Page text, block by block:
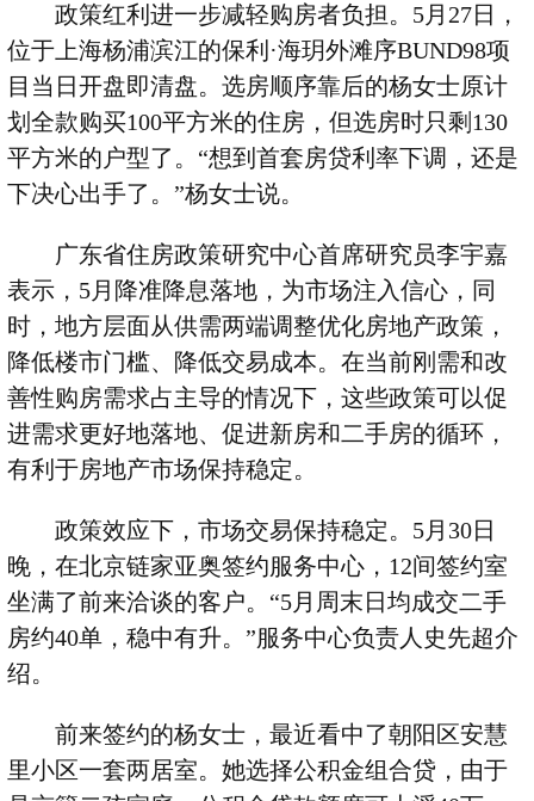
政策红利进一步减轻购房者负担。 5月 27日，
位于上海杨浦滨江的保利·海玥外滩序BUND98项
目当日开盘即清盘。选房顺序靠后的杨女士原计
划全款购买100平方米的住房，但选房时只剩 130
平方米的户型了。“想到首套房贷利率下调，还是
下决心出手了。”杨女士说。
广东省住房政策研究中心首席研究员李宇嘉
表示， 5月降准降息落地，为市场注入信心，同
时，地方层面从供需两端调整优化房地产政策，
降低楼市门槛、降低交易成本。在当前刚需和改
善性购房需求占主导的情况下，这些政策可以促
进需求更好地落地、促进新房和二手房的循环，
有利于房地产市场保持稳定。
政策效应下，市场交易保持稳定。 5月 30日
晚，在北京链家亚奥签约服务中心， 12间签约室
坐满了前来洽谈的客户。“5月周末日均成交二手
房约40单，稳中有升。”服务中心负责人史先超介
绍。
前来签约的杨女士，最近看中了朝阳区安慧
里小区一套两居室。她选择公积金组合贷，由于